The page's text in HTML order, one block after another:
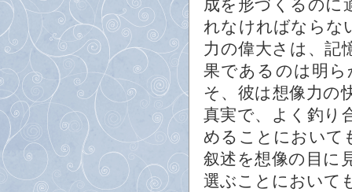
れなければならな
力の偉大さは、記
果であるのは明
そ、彼は想像力の
真実で、よく釣り
めることにおいて
叙述を想像の目に
選ぶことにおいて